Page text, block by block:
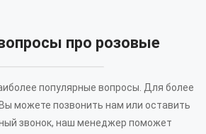
про розовые
популярные вопросы. Для более
можете позвонить нам или оставить
звонок, наш менеджер поможет